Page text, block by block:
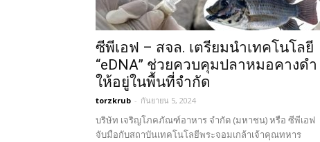
ซีพีเอฟ – สจล. เตรียมนำเทคโนโลยี
“eDNA” ช่วยควบคุมปลาหมอคางดำ
ให้อยู่ในพื้นที่จำกัด
torzkrub - กันยายน 5, 2024
บริษัท เจริญโภคภัณฑ์อาหาร จำกัด (มหาชน) หรือ ซีพีเอฟ
จับมือกับสถาบันเทคโนโลยีพระจอมเกล้าเจ้าคุณทหาร